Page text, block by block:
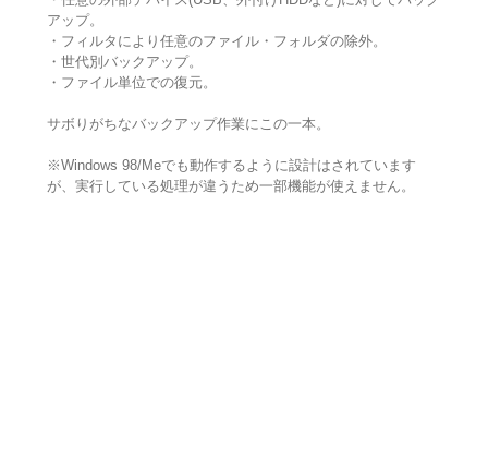
アップ。
・フィルタにより任意のファイル・フォルダの除外。
・世代別バックアップ。
・ファイル単位での復元。
サボりがちなバックアップ作業にこの一本。
※Windows 98/Meでも動作するように設計はされています
が、実行している処理が違うため一部機能が使えません。